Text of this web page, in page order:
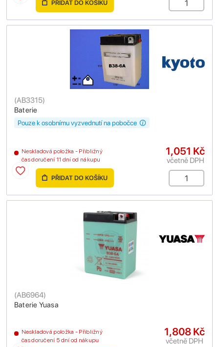
PŘIDAT DO KOŠÍKU
Baterie
(AB3315)
Neskladová položka - Přibližný
čas doručení 11 dní od nákupu
Pouze k osobnímu vyzvednutí na pobočce
1,051 Kč
včetně DPH
PŘIDAT DO KOŠÍKU
Baterie Yuasa
(AB6964)
Neskladová položka - Přibližný
čas doručení 5 dní od nákupu
1,808 Kč
včetně DPH